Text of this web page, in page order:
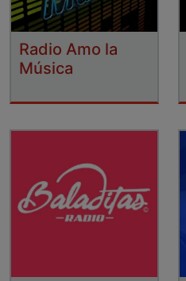
Radio Amo la
Música